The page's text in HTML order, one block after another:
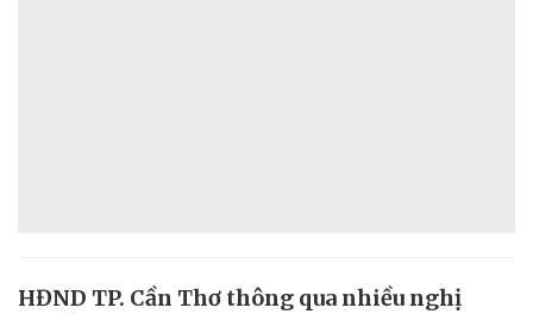
HĐND TP. Cần Thơ thông qua nhiều nghị